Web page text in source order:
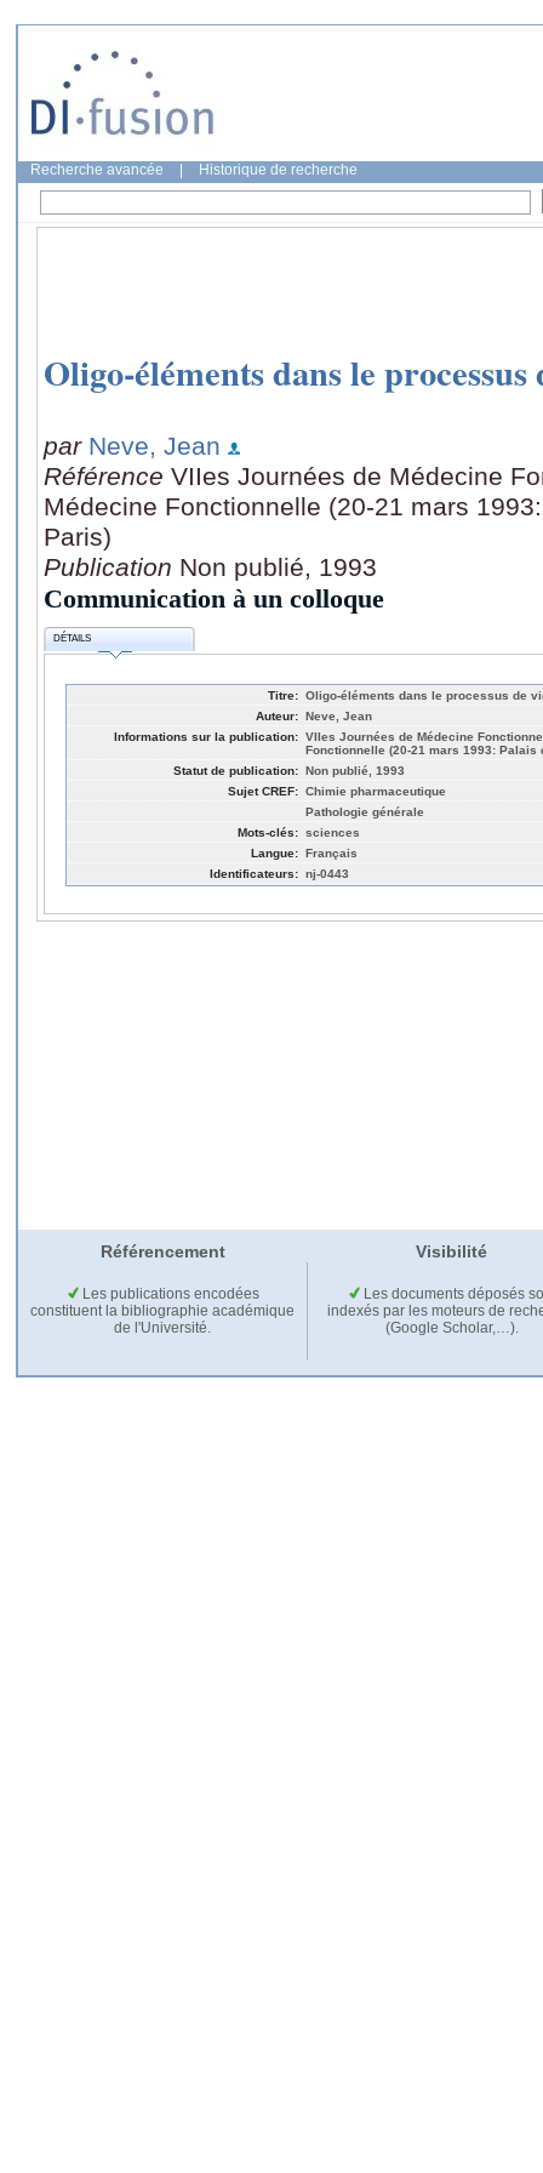
Recherche avancée Historique de recherche
Oligo-éléments dans le
par Neve, Jean
Référence VIIes Journées de Médecine
Médecine Fonctionnelle (20-21 mars
Paris)
Publication Non publié, 1993
Communication à un colloque
DÉTAILS
Titre: Oligo-éléments dans le processus de
Auteur: Neve, Jean
Informations sur la publication: VIIes Journées de Médecine
Fonctionnelle (20-21 mars 1993: Palais
Statut de publication: Non publié, 1993
Sujet CREF: Chimie pharmaceutique
Pathologie générale
Mots-clés: sciences
Langue: Français
Identificateurs: nj-0443
Référencement Visibilité
Les publications encodées
constituent la bibliographie académique
de l'Université.
Les documents déposés
indexés par les moteurs de
(Google Scholar,…).